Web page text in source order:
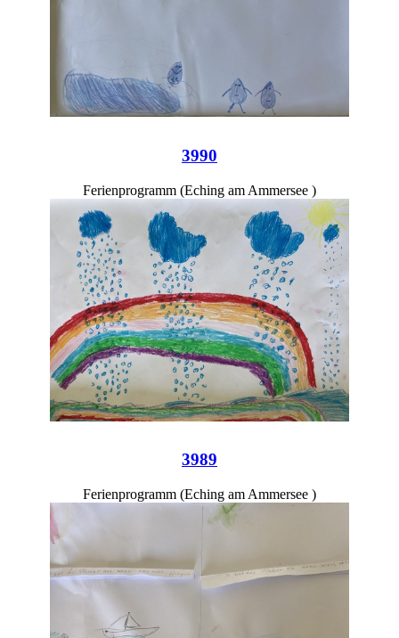
3990
Ferienprogramm (Eching am Ammersee )
3989
Ferienprogramm (Eching am Ammersee )